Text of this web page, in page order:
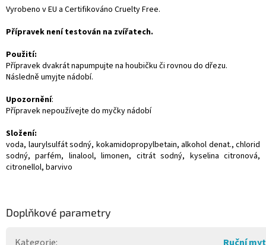
Vyrobeno v EU a Certifikováno Cruelty Free.
Přípravek není testován na zvířatech.
Použití:
Přípravek dvakrát napumpujte na houbičku či rovnou do dřezu.
Následně umyjte nádobí.
Upozornění:
Přípravek nepoužívejte do myčky nádobí
Složení:
voda, laurylsulfát sodný, kokamidopropylbetain, alkohol denat., chlorid
sodný, parfém, linalool, limonen, citrát sodný, kyselina citronová,
citronellol, barvivo
Doplňkové parametry